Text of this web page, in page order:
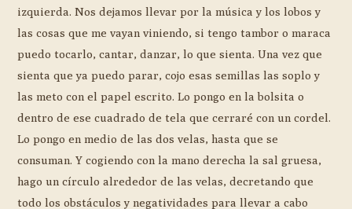
izquierda. Nos dejamos llevar por la música y los lobos y
las cosas que me vayan viniendo, si tengo tambor o maraca
puedo tocarlo, cantar, danzar, lo que sienta. Una vez que
sienta que ya puedo parar, cojo esas semillas las soplo y
las meto con el papel escrito. Lo pongo en la bolsita o
dentro de ese cuadrado de tela que cerraré con un cordel.
Lo pongo en medio de las dos velas, hasta que se
consuman. Y cogiendo con la mano derecha la sal gruesa,
hago un círculo alrededor de las velas, decretando que
todo los obstáculos y negatividades para llevar a cabo